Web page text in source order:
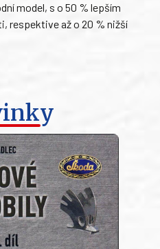
model, s o 50 % lepším
respektive až o 20 % nižší